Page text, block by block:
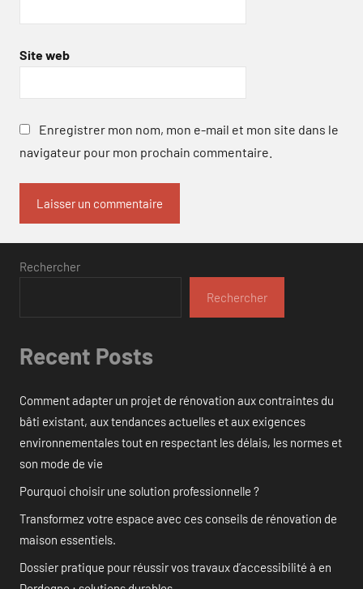
Site web
Enregistrer mon nom, mon e-mail et mon site dans le
navigateur pour mon prochain commentaire.
Rechercher
Rechercher
Recent Posts
Comment adapter un projet de rénovation aux contraintes du
bâti existant, aux tendances actuelles et aux exigences
environnementales tout en respectant les délais, les normes et
son mode de vie
Pourquoi choisir une solution professionnelle ?
Transformez votre espace avec ces conseils de rénovation de
maison essentiels.
Dossier pratique pour réussir vos travaux d’accessibilité à en